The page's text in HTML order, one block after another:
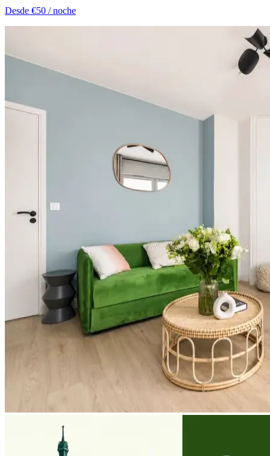
Desde €50 / noche